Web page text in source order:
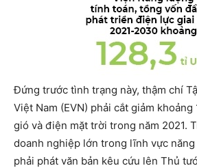
Đứng trước tình trạng này, thậm chí
Việt Nam (EVN) phải cắt giảm
gió và điện mặt trời trong năm 2021.
doanh nghiệp lớn trong lĩnh vực
phải phát văn bản kêu cứu lên Thủ